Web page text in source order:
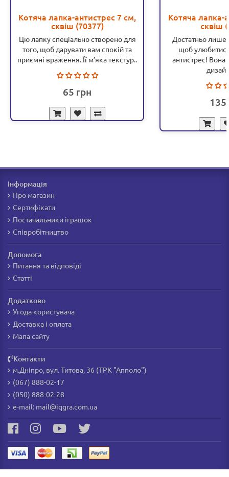
Котяча лапка-антистрес 7 см,
сквіш (70377)
Цю лапку спеціально створено для
того, щоб дарувати вам спокій та
приємні враження. Її м’яка текстур..
65
Котяча лапка-
сквіш
Достатньо лише
щоб
антистрес!
135
Інформація
Про магазин
Сертифікати
Постачальники іграшок
Співробітництво
Допомога
Питання та відповіді
Статті
Додатково
Угода користувача
Доставка і оплата
Мапа сайту
Контакти
м.Дніпро, вул. Титова, 36 (ТРК "Апполо")
(067) 888-02-17
(050) 888-02-28
e-mail:mail@iqgra.com.ua